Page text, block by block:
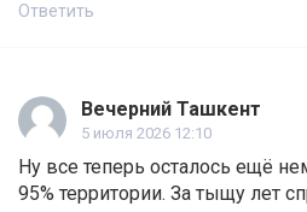
Ответить
Вечерний Ташкент
5 июля 2026 12:10
Ну все теперь осталось ещё
95% территории. За тыщу лет